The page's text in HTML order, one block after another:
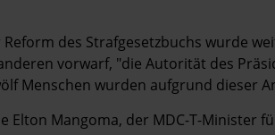
Reform des Strafgesetzbuchs wurde
vorwarf, "die Autorität des
Menschen wurden aufgrund dieser
Elton Mangoma, der MDC-T-Minister